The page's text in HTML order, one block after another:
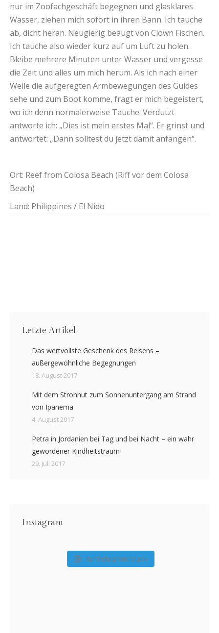
nur im Zoofachgeschäft begegnen und glasklares
Wasser, ziehen mich sofort in ihren Bann. Ich tauche
ab, dicht heran. Neugierig beäugt von Clown Fischen.
Ich tauche also wieder kurz auf um Luft zu holen.
Bleibe mehrere Minuten unter Wasser und vergesse
die Zeit und alles um mich herum. Als ich nach einer
Weile die aufgeregten Armbewegungen des Guides
sehe und zum Boot komme, fragt er mich begeistert,
wo ich denn normalerweise Tauche. Verdutzt
antworte ich: „Dies ist mein erstes Mal“. Er grinst und
antwortet: „Dann solltest du jetzt damit anfangen“.
Ort: Reef from Colosa Beach (Riff vor dem Colosa
Beach)
Land: Philippines / El Nido
Letzte Artikel
Das wertvollste Geschenk des Reisens –
außergewöhnliche Begegnungen
18. August 2017
Mit dem Strohhut zum Sonnenuntergang am Strand
von Ipanema
4. August 2017
Petra in Jordanien bei Tag und bei Nacht – ein wahr
gewordener Kindheitstraum
29. Juli 2017
Instagram
Auf Instagram folgen